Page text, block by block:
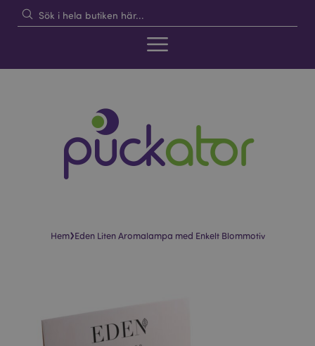
Hem›Eden Liten Aromalampa med Enkelt Blommotiv
bildgalleriet
bildgalleriet